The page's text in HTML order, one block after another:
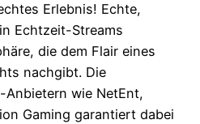
Erlebnis! Echte,
Echtzeit-Streams
die dem Flair eines
nachgibt. Die
wie NetEnt,
Gaming garantiert dabei